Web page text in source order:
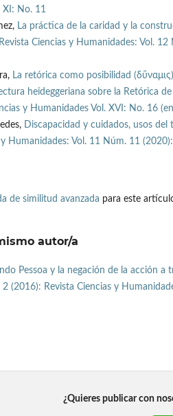
XI: No. 11
La práctica de la caridad y la
Revista Ciencias y Humanidades: Vol.
La retórica como posibilidad
heideggeriana sobre la Retórica
y Humanidades Vol. XVI: No. 16
Discapacidad y cuidados, usos
y Humanidades: Vol. 11 Núm. 11
de similitud avanzada para este
autor/a
Pessoa y la negación de la acción a
(2016): Revista Ciencias y
¿Quieres publicar con